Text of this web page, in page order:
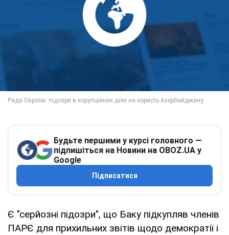
Будьте першими у курсі головного —
підпишіться на Новини на OBOZ.UA у
Google
Підписатися
Є "серйозні підозри", що Баку підкупляв членів
ПАРЄ для прихильних звітів щодо демократії і